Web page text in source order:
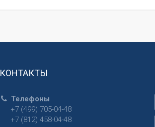
КОНТАКТЫ
Телефоны
+7 (499) 705-04-48
+7 (812) 458-04-48